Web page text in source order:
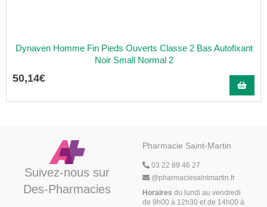
Dynaven Homme Fin Pieds Ouverts Classe 2 Bas Autofixant
Noir Small Normal 2
50,14€
Suivez-nous sur
Des-Pharmacies
Pharmacie Saint-Martin
03 22 89 46 27
@pharmaciesaintmartin.fr
Horaires du lundi au vendredi
de 9h00 à 12h30 et de 14h00 à